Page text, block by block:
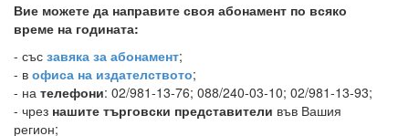
Вие можете да направите своя абонамент по всяко
време на годината:
- със завяка за абонамент;
- в офиса на издателството;
- на телефони: 02/981-13-76; 088/240-03-10; 02/981-13-93;
- чрез нашите търговски представители във Вашия
регион;